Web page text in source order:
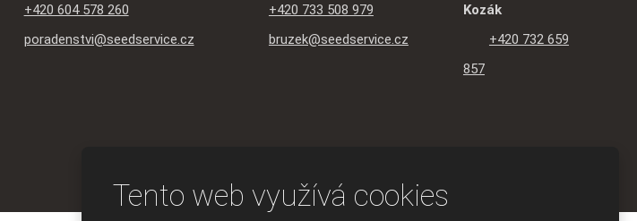
+420 604 578 260
poradenstvi@seedservice.cz
+420 733 508 979
bruzek@seedservice.cz
Kozák
+420 732 659
857
Tento web využívá cookies